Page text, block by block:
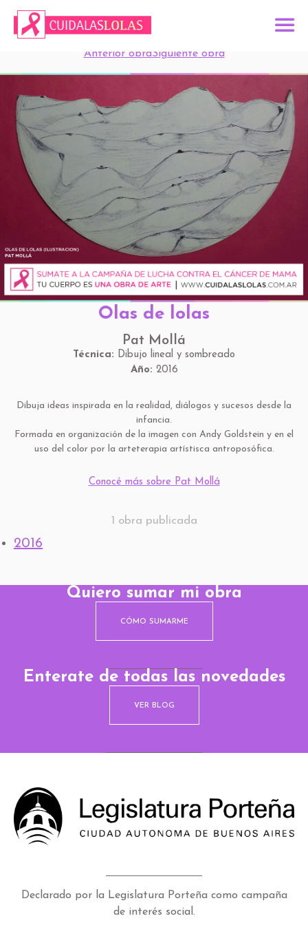
Anterior obraSiguiente obra
Olas de lolas
Pat Mollá
Técnica: Dibujo lineal y sombreado
Año: 2016
Dibuja ideas inspirada en la realidad, diálogos y sucesos desde la
infancia.
Formada en organización de la imagen con Andy Goldstein y en el
uso del color por la arteterapia artístisca antroposófica.
Conocé más sobre Pat Mollá
1 obra publicada
2016
Quiero sumar mi obra
CÓMO SUMARME
Enterate de todas las novedades
VER BLOG
Declarado por la Legislatura Porteña como campaña
de interés social.